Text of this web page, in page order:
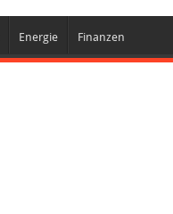
Energie Finanzen